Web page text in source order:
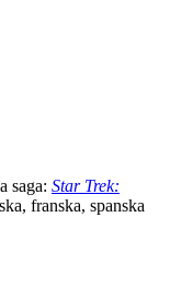
saga: Star Trek:
franska, spanska